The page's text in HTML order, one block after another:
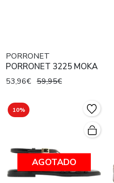
PORRONET
PORRONET 3225 MOKA
53,96€ 59,95€
10%
AGOTADO